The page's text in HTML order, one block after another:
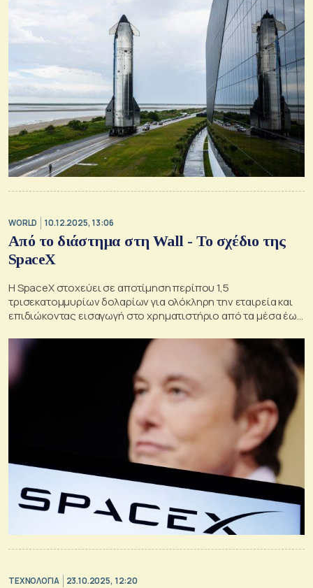
WORLD 10.12.2025, 13:06
Από το διάστημα στη Wall - Το σχέδιο της
SpaceX
Η SpaceX στοχεύει σε αποτίμηση περίπου 1,5
τρισεκατομμυρίων δολαρίων για ολόκληρη την εταιρεία και
επιδιώκοντας εισαγωγή στο χρηματιστήριο από τα μέσα έως
ΤΕΧΝΟΛΟΓΙΑ 23.10.2025, 12:20